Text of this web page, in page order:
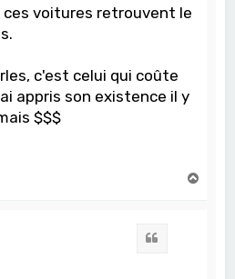
ces voitures retrouvent le
c'est celui qui coûte
appris son existence il y
$$$